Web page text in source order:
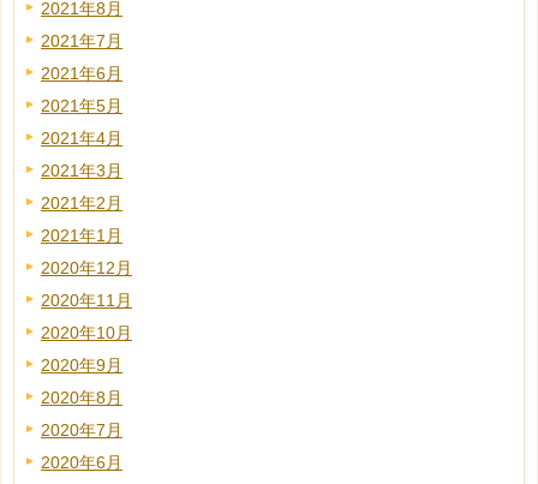
2021年8月
2021年7月
2021年6月
2021年5月
2021年4月
2021年3月
2021年2月
2021年1月
2020年12月
2020年11月
2020年10月
2020年9月
2020年8月
2020年7月
2020年6月